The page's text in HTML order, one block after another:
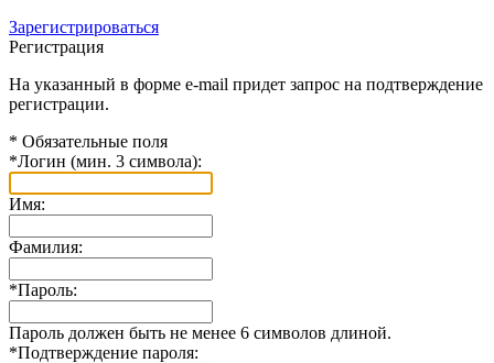
Зарегистрироваться
Регистрация
На указанный в форме e-mail придет запрос на подтверждение
регистрации.
* Обязательные поля
*Логин (мин. 3 символа):
Имя:
Фамилия:
*Пароль:
Пароль должен быть не менее 6 символов длиной.
*Подтверждение пароля: